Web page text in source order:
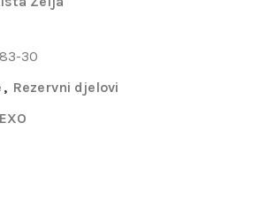
30
, Rezervni djelovi